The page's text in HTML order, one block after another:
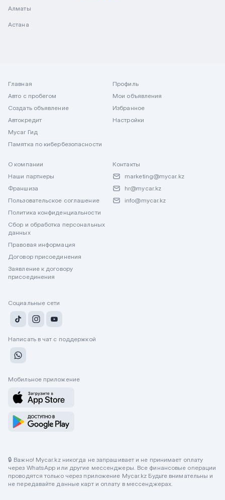
Алматы
Астана
Главная
Авто с пробегом
Создать объявление
Автокредит
Mycar Гид
Памятка по кибербезопасности
Профиль
Мои объявления
Избранное
Настройки
О компании
Наши партнеры
Франшиза
Пользовательское соглашение
Политика конфиденциальности
Сбор и обработка персональных
данных
Правовая информация
Договор присоединения
Заявление к договору
присоединения
Контакты
marketing@mycar.kz
hr@mycar.kz
info@mycar.kz
Социальные сети
Написать в чат с поддержкой
Мобильное приложение
🔒 Важно! Mycar.kz никогда не запрашивает и не принимает оплату
через WhatsApp или другие мессенджеры. Все финансовые операции
проводятся только через приложение Mycar.kz Будьте внимательны и
не передавайте данные карт и оплату в мессенджерах.